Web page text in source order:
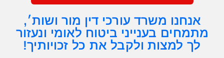
אנחנו משרד עורכי דין מור ושות׳,
מתמחים בענייני ביטוח לאומי ונעזור
לך למצות ולקבל את כל זכויותיך!